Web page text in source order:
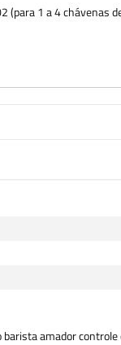
(para 1 a 4 chávenas
amador